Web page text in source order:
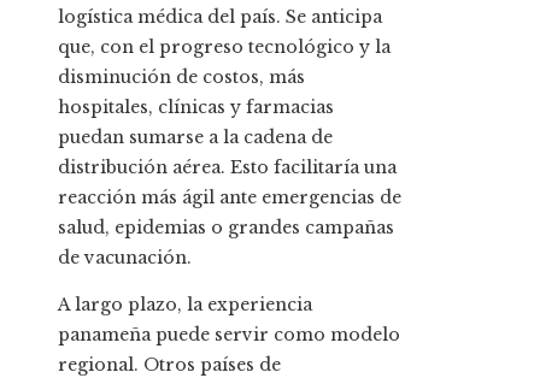
logística médica del país. Se anticipa
que, con el progreso tecnológico y la
disminución de costos, más
hospitales, clínicas y farmacias
puedan sumarse a la cadena de
distribución aérea. Esto facilitaría una
reacción más ágil ante emergencias de
salud, epidemias o grandes campañas
de vacunación.
A largo plazo, la experiencia
panameña puede servir como modelo
regional. Otros países de